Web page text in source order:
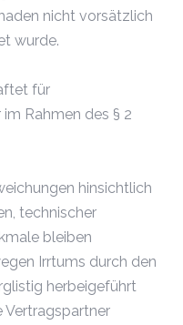
nicht vorsätzlich
wurde.
für
Rahmen des § 2
hinsichtlich
technischer
bleiben
Irrtums durch den
herbeigeführt
Vertragspartner